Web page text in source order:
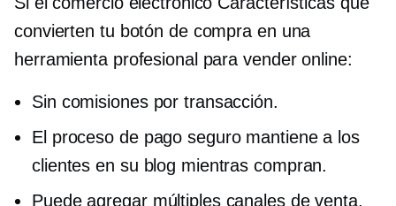
convierten tu botón de compra en una
herramienta profesional para vender online:
Sin comisiones por transacción.
El proceso de pago seguro mantiene a los
clientes en su blog mientras compran.
Puede agregar múltiples canales de venta,